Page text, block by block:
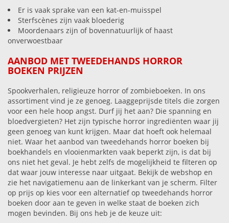
Er is vaak sprake van een kat-en-muisspel
Sterfscènes zijn vaak bloederig
Moordenaars zijn of bovennatuurlijk of haast
onverwoestbaar
AANBOD MET TWEEDEHANDS HORROR
BOEKEN PRIJZEN
Spookverhalen, religieuze horror of zombieboeken. In ons
assortiment vind je ze genoeg. Laaggeprijsde titels die zorgen
voor een hele hoop angst. Durf jij het aan? Die spanning en
bloedvergieten? Het zijn typische horror ingrediënten waar jij
geen genoeg van kunt krijgen. Maar dat hoeft ook helemaal
niet. Waar het aanbod van tweedehands horror boeken bij
boekhandels en vlooienmarkten vaak beperkt zijn, is dat bij
ons niet het geval. Je hebt zelfs de mogelijkheid te filteren op
dat waar jouw interesse naar uitgaat. Bekijk de webshop en
zie het navigatiemenu aan de linkerkant van je scherm. Filter
op prijs op kies voor een alternatief op tweedehands horror
boeken door aan te geven in welke staat de boeken zich
mogen bevinden. Bij ons heb je de keuze uit: